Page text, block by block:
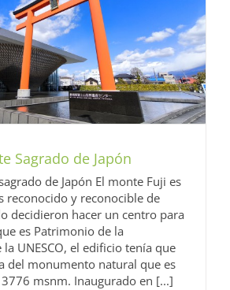
Sagrado de Japón
de Japón El monte Fuji es
reconocido y reconocible de
decidieron hacer un centro para
es Patrimonio de la
UNESCO, el edificio tenía que
del monumento natural que es
msnm. Inaugurado en [...]